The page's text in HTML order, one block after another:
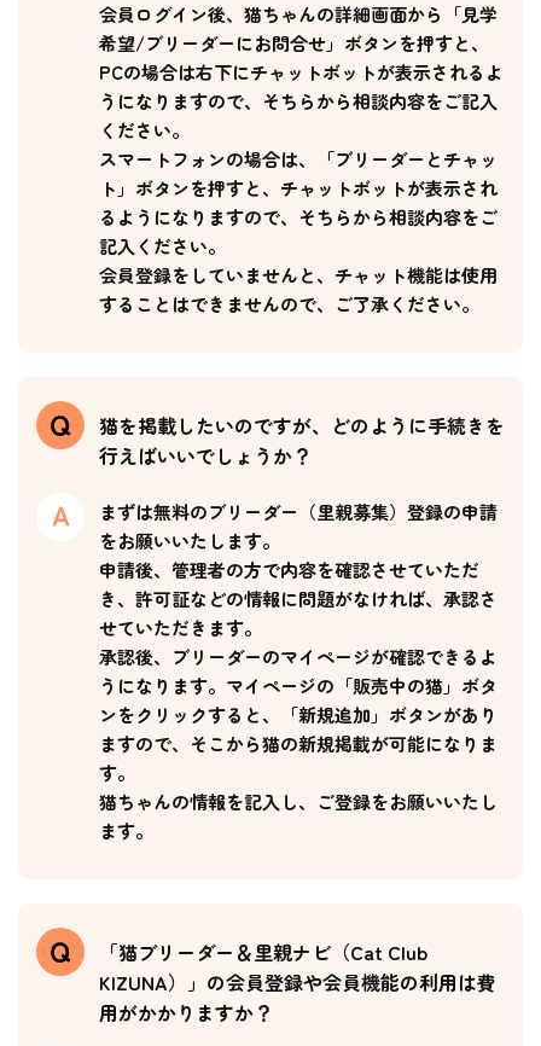
会員ログイン後、猫ちゃんの詳細画面から「見学
希望/ブリーダーにお問合せ」ボタンを押すと、
PCの場合は右下にチャットボットが表示されるよ
うになりますので、そちらから相談内容をご記入
ください。
スマートフォンの場合は、「ブリーダーとチャッ
ト」ボタンを押すと、チャットボットが表示され
るようになりますので、そちらから相談内容をご
記入ください。
会員登録をしていませんと、チャット機能は使用
することはできませんので、ご了承ください。
猫を掲載したいのですが、どのように手続きを
行えばいいでしょうか？
まずは無料のブリーダー（里親募集）登録の申請
をお願いいたします。
申請後、管理者の方で内容を確認させていただ
き、許可証などの情報に問題がなければ、承認さ
せていただきます。
承認後、ブリーダーのマイページが確認できるよ
うになります。マイページの「販売中の猫」ボタ
ンをクリックすると、「新規追加」ボタンがあり
ますので、そこから猫の新規掲載が可能になりま
す。
猫ちゃんの情報を記入し、ご登録をお願いいたし
ます。
「猫ブリーダー＆里親ナビ（Cat Club
KIZUNA）」の会員登録や会員機能の利用は費
用がかかりますか？